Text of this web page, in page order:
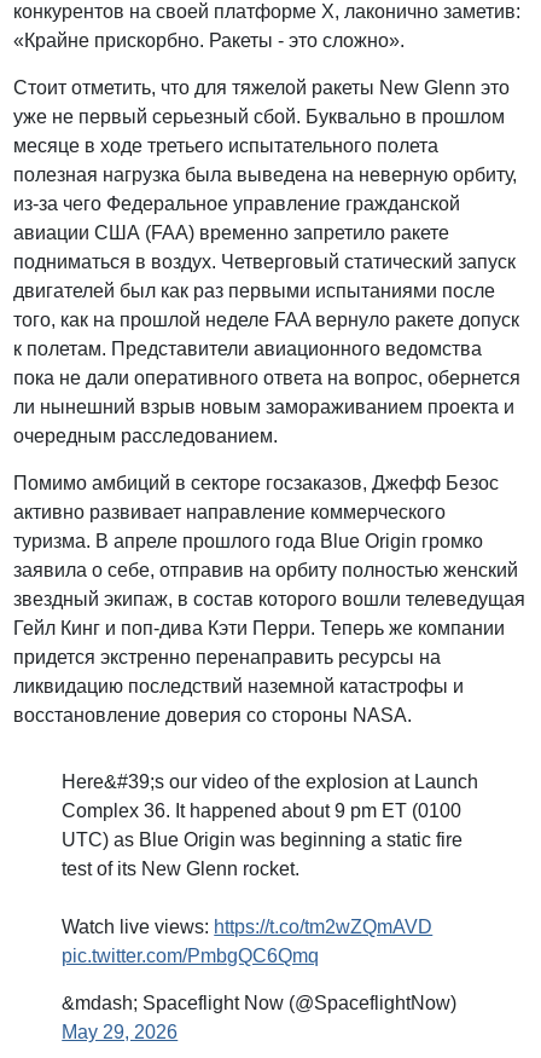
конкурентов на своей платформе X, лаконично заметив:
«Крайне прискорбно. Ракеты - это сложно».
Стоит отметить, что для тяжелой ракеты New Glenn это
уже не первый серьезный сбой. Буквально в прошлом
месяце в ходе третьего испытательного полета
полезная нагрузка была выведена на неверную орбиту,
из-за чего Федеральное управление гражданской
авиации США (FAA) временно запретило ракете
подниматься в воздух. Четверговый статический запуск
двигателей был как раз первыми испытаниями после
того, как на прошлой неделе FAA вернуло ракете допуск
к полетам. Представители авиационного ведомства
пока не дали оперативного ответа на вопрос, обернется
ли нынешний взрыв новым замораживанием проекта и
очередным расследованием.
Помимо амбиций в секторе госзаказов, Джефф Безос
активно развивает направление коммерческого
туризма. В апреле прошлого года Blue Origin громко
заявила о себе, отправив на орбиту полностью женский
звездный экипаж, в состав которого вошли телеведущая
Гейл Кинг и поп-дива Кэти Перри. Теперь же компании
придется экстренно перенаправить ресурсы на
ликвидацию последствий наземной катастрофы и
восстановление доверия со стороны NASA.
Here&#39;s our video of the explosion at Launch
Complex 36. It happened about 9 pm ET (0100
UTC) as Blue Origin was beginning a static fire
test of its New Glenn rocket.
Watch live views: https://t.co/tm2wZQmAVD
pic.twitter.com/PmbgQC6Qmq
&mdash; Spaceflight Now (@SpaceflightNow)
May 29, 2026